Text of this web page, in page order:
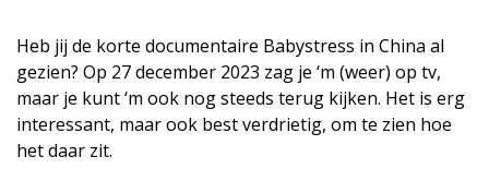
Heb jij de korte documentaire Babystress in China al
gezien? Op 27 december 2023 zag je ‘m (weer) op tv,
maar je kunt ‘m ook nog steeds terug kijken. Het is erg
interessant, maar ook best verdrietig, om te zien hoe
het daar zit.